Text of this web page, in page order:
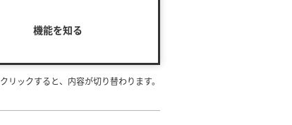
機能を知る
クリックすると、内容が切り替わります。